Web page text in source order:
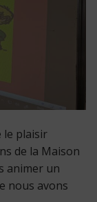
le plaisir
de la Maison
animer un
nous avons